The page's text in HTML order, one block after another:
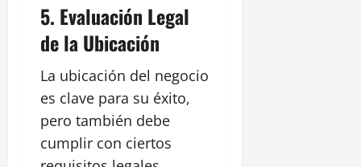
5. Evaluación Legal
de la Ubicación
La ubicación del negocio
es clave para su éxito,
pero también debe
cumplir con ciertos